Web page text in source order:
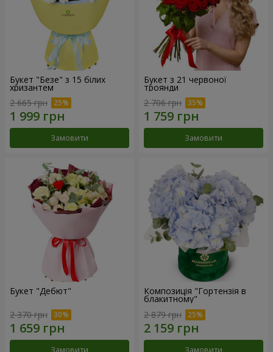
Букет "Безе" з 15 білих
хризантем
2 665 грн
Замовити
Букет з 21 червоної
троянди
2 706 грн
Замовити
Букет "Дебют"
2 370 грн
Замовити
Композиція "Гортензія в
блакитному"
2 879 грн
Замовити